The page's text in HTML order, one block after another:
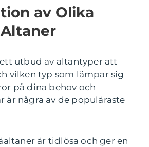
av Olika
utbud av altantyper att
vilken typ som lämpar sig
på dina behov och
är några av de populäraste
är tidlösa och ger en